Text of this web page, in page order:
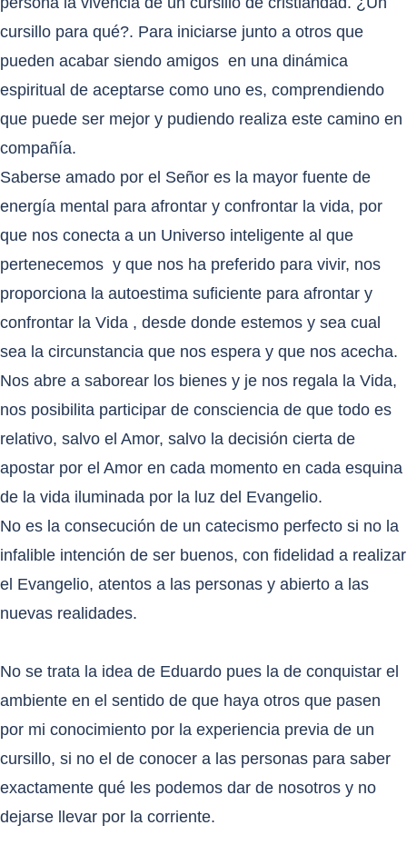
cursillo para qué?. Para iniciarse junto a otros que
pueden acabar siendo amigos en una dinámica
espiritual de aceptarse como uno es, comprendiendo
que puede ser mejor y pudiendo realiza este camino en
compañía.
Saberse amado por el Señor es la mayor fuente de
energía mental para afrontar y confrontar la vida, por
que nos conecta a un Universo inteligente al que
pertenecemos y que nos ha preferido para vivir, nos
proporciona la autoestima suficiente para afrontar y
confrontar la Vida , desde donde estemos y sea cual
sea la circunstancia que nos espera y que nos acecha.
Nos abre a saborear los bienes y je nos regala la Vida,
nos posibilita participar de consciencia de que todo es
relativo, salvo el Amor, salvo la decisión cierta de
apostar por el Amor en cada momento en cada esquina
de la vida iluminada por la luz del Evangelio.
No es la consecución de un catecismo perfecto si no la
infalible intención de ser buenos, con fidelidad a realizar
el Evangelio, atentos a las personas y abierto a las
nuevas realidades.
No se trata la idea de Eduardo pues la de conquistar el
ambiente en el sentido de que haya otros que pasen
por mi conocimiento por la experiencia previa de un
cursillo, si no el de conocer a las personas para saber
exactamente qué les podemos dar de nosotros y no
dejarse llevar por la corriente.